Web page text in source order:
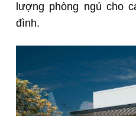
lượng phòng ngủ cho
đình.